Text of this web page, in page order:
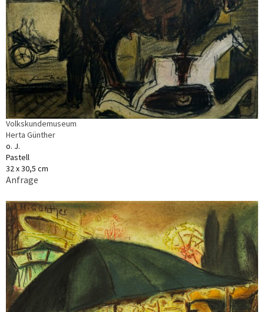
Volkskundemuseum
Herta Günther
o. J.
Pastell
32 x 30,5 cm
Anfrage